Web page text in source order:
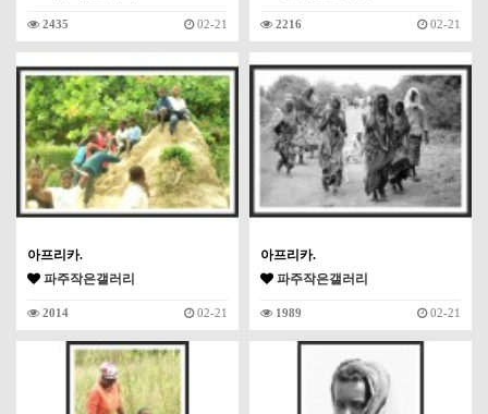
2435 02-21 2216 02-21
아프리카.
파주작은갤러리
2014 02-21
아프리카.
파주작은갤러리
1989 02-21